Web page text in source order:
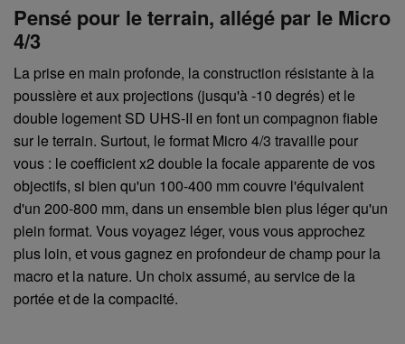
Pensé pour le terrain, allégé par le Micro
4/3
La prise en main profonde, la construction résistante à la
poussière et aux projections (jusqu'à -10 degrés) et le
double logement SD UHS-II en font un compagnon fiable
sur le terrain. Surtout, le format Micro 4/3 travaille pour
vous : le coefficient x2 double la focale apparente de vos
objectifs, si bien qu'un 100-400 mm couvre l'équivalent
d'un 200-800 mm, dans un ensemble bien plus léger qu'un
plein format. Vous voyagez léger, vous vous approchez
plus loin, et vous gagnez en profondeur de champ pour la
macro et la nature. Un choix assumé, au service de la
portée et de la compacité.